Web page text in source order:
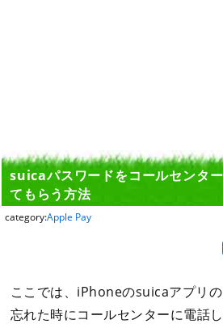
suicaパスワードをコールセンタ
てもらう方法
category:Apple Pay
ここでは、iPhoneのsuicaアプリ
忘れた時にコールセンターに電話